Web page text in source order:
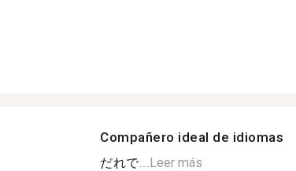
Compañero ideal de idiomas
だれで...Leer más